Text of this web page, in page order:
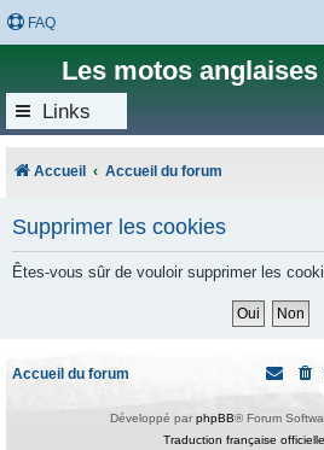
FAQ
Les motos anglaises
Links
Accueil Accueil du forum
Supprimer les cookies
Êtes-vous sûr de vouloir supprimer les
Accueil du forum
Développé par phpBB® Forum
Traduction française officielle